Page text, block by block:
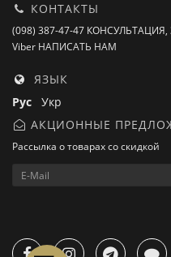
КОНТАКТЫ
(098) 387-47-47
Viber НАПИСАТЬ НАМ
ЯЗЫК
Рус Укр
АКЦИОННЫЕ
Рассылка о товарах со скидкой